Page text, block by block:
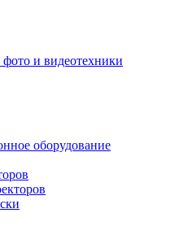
и видеотехники
оборудование